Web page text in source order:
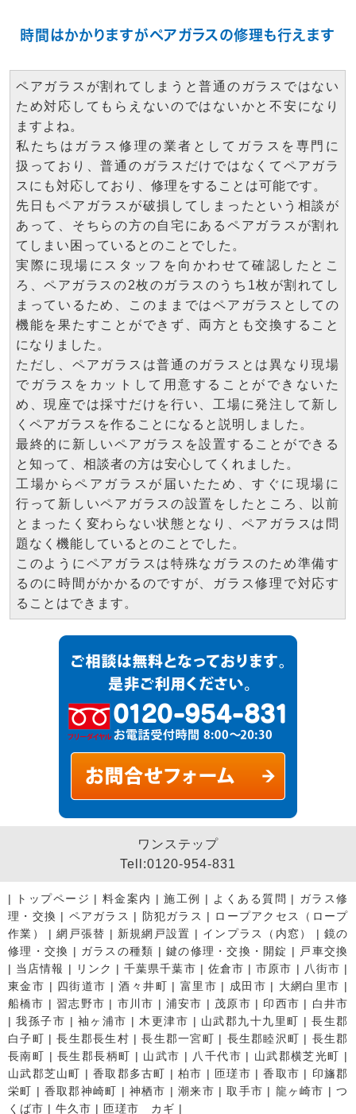
時間はかかりますがペアガラスの修理も行えます
ペアガラスが割れてしまうと普通のガラスではない
ため対応してもらえないのではないかと不安になり
ますよね。
私たちはガラス修理の業者としてガラスを専門に
扱っており、普通のガラスだけではなくてペアガラ
スにも対応しており、修理をすることは可能です。
先日もペアガラスが破損してしまったという相談が
あって、そちらの方の自宅にあるペアガラスが割れ
てしまい困っているとのことでした。
実際に現場にスタッフを向かわせて確認したとこ
ろ、ペアガラスの2枚のガラスのうち1枚が割れてし
まっているため、このままではペアガラスとしての
機能を果たすことができず、両方とも交換すること
になりました。
ただし、ペアガラスは普通のガラスとは異なり現場
でガラスをカットして用意することができないた
め、現座では採寸だけを行い、工場に発注して新し
くペアガラスを作ることになると説明しました。
最終的に新しいペアガラスを設置することができる
と知って、相談者の方は安心してくれました。
工場からペアガラスが届いたため、すぐに現場に
行って新しいペアガラスの設置をしたところ、以前
とまったく変わらない状態となり、ペアガラスは問
題なく機能しているとのことでした。
このようにペアガラスは特殊なガラスのため準備す
るのに時間がかかるのですが、ガラス修理で対応す
ることはできます。
ワンステップ
Tell:0120-954-831
| トップページ | 料金案内 |施工例 | よくある質問 | ガラス修
理・交換 | ペアガラス | 防犯ガラス | ロープアクセス（ロープ
作業）
|網戸張替 | 新規網戸設置 | インプラス（内窓） | 鏡の
修理・交換 | ガラスの種類 |鍵の修理・交換・開錠 |
戸車交換
| 当店情報 | リンク |千葉県千葉市 | 佐倉市 |市原市 | 八街市 |
東金市 | 四街道市 |酒々井町 | 富里市 | 成田市 | 大網白里市 |
船橋市 | 習志野市 | 市川市 | 浦安市 | 茂原市 | 印西市 | 白井市
|我孫子市 | 袖ヶ浦市 | 木更津市 | 山武郡九十九里町 |長生郡
白子町 |長生郡長生村 |長生郡一宮町 | 長生郡睦沢町 | 長生郡
長南町 |長生郡長柄町 | 山武市 | 八千代市 | 山武郡横芝光町 |
山武郡芝山町 | 香取郡多古町 | 柏市 | 匝瑳市 |香取市 | 印旛郡
栄町 | 香取郡神崎町 | 神栖市 |潮来市 |取手市 | 龍ヶ崎市 |つ
くば市 | 牛久市 | 匝瑳市 カギ |